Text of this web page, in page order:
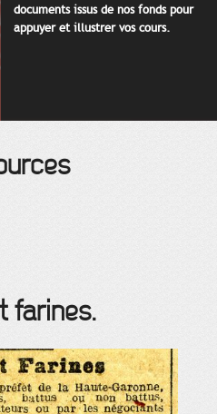
documents issus de nos fonds pour
appuyer et illustrer vos cours.
farines.